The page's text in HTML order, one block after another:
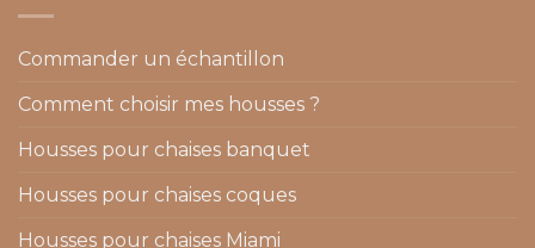
Commander un échantillon
Comment choisir mes housses ?
Housses pour chaises banquet
Housses pour chaises coques
Housses pour chaises Miami